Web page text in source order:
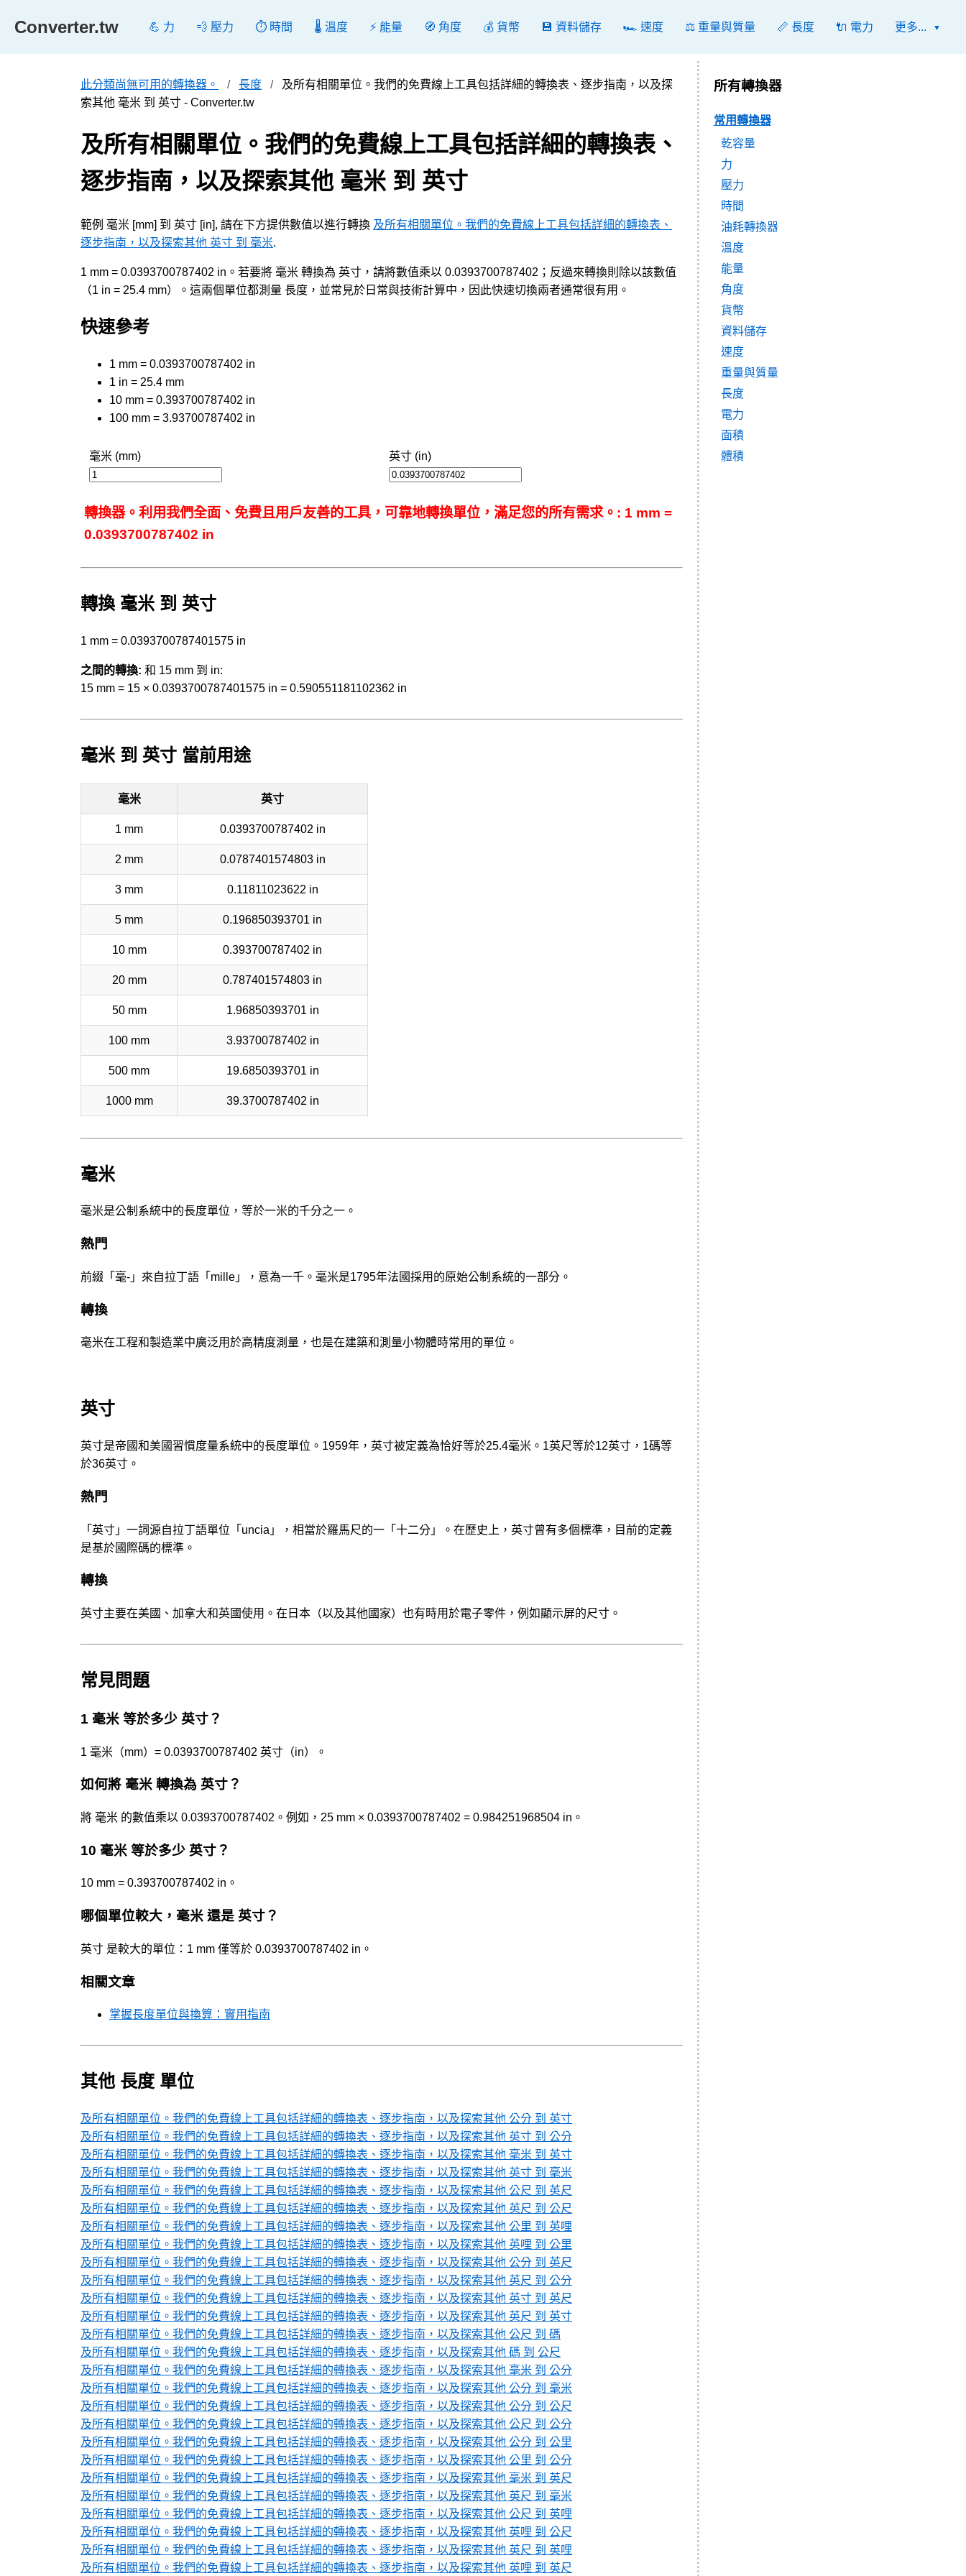
Converter.tw 💪 力 💨 壓力 ⏱️ 時間 🌡️ 溫度 ⚡ 能量 🧭 角度 💰 貨幣 💾 資料儲存 🏎️ 速度 ⚖️ 重量與質量 📏 長度 🔌 電力 更多...
此分類尚無可用的轉換器。 長度
及所有相關單位。我們的免費線上工具包括詳細的轉換表、逐步指南，以及探
索其他 毫米 到 英寸 - Converter.tw
及所有相關單位。我們的免費線上工具包括詳細的轉換表、
逐步指南，以及探索其他 毫米 到 英寸
範例 毫米 [mm] 到 英寸 [in], 請在下方提供數值以進行轉換 及所有相關單位。我們的免費線上工具包括詳細的轉換表、
逐步指南，以及探索其他 英寸 到 毫米.
1 mm = 0.0393700787402 in。若要將 毫米 轉換為 英寸，請將數值乘以 0.0393700787402；反過來轉換則除以該數值
（1 in = 25.4 mm）。這兩個單位都測量 長度，並常見於日常與技術計算中，因此快速切換兩者通常很有用。
快速參考
1 mm = 0.0393700787402 in
1 in = 25.4 mm
10 mm = 0.393700787402 in
100 mm = 3.93700787402 in
毫米 (mm) 英寸 (in)
轉換器。利用我們全面、免費且用戶友善的工具，可靠地轉換單位，滿足您的所有需求。: 1 mm =
0.0393700787402 in
轉換 毫米 到 英寸
1 mm = 0.0393700787401575 in
之間的轉換: 和 15 mm 到 in:
15 mm = 15 × 0.0393700787401575 in = 0.590551181102362 in
毫米 到 英寸 當前用途
毫米 英寸
1 mm 0.0393700787402 in
2 mm 0.0787401574803 in
3 mm 0.11811023622 in
5 mm 0.196850393701 in
10 mm 0.393700787402 in
20 mm 0.787401574803 in
50 mm 1.96850393701 in
100 mm 3.93700787402 in
500 mm 19.6850393701 in
1000 mm 39.3700787402 in
毫米
毫米是公制系統中的長度單位，等於一米的千分之一。
熱門
前綴「毫-」來自拉丁語「mille」，意為一千。毫米是1795年法國採用的原始公制系統的一部分。
轉換
毫米在工程和製造業中廣泛用於高精度測量，也是在建築和測量小物體時常用的單位。
英寸
英寸是帝國和美國習慣度量系統中的長度單位。1959年，英寸被定義為恰好等於25.4毫米。1英尺等於12英寸，1碼等
於36英寸。
熱門
「英寸」一詞源自拉丁語單位「uncia」，相當於羅馬尺的一「十二分」。在歷史上，英寸曾有多個標準，目前的定義
是基於國際碼的標準。
轉換
英寸主要在美國、加拿大和英國使用。在日本（以及其他國家）也有時用於電子零件，例如顯示屏的尺寸。
常見問題
1 毫米 等於多少 英寸？
1 毫米（mm）= 0.0393700787402 英寸（in）。
如何將 毫米 轉換為 英寸？
將 毫米 的數值乘以 0.0393700787402。例如，25 mm × 0.0393700787402 = 0.984251968504 in。
10 毫米 等於多少 英寸？
10 mm = 0.393700787402 in。
哪個單位較大，毫米 還是 英寸？
英寸 是較大的單位：1 mm 僅等於 0.0393700787402 in。
相關文章
掌握長度單位與換算：實用指南
其他 長度 單位
及所有相關單位。我們的免費線上工具包括詳細的轉換表、逐步指南，以及探索其他 公分 到 英寸
及所有相關單位。我們的免費線上工具包括詳細的轉換表、逐步指南，以及探索其他 英寸 到 公分
及所有相關單位。我們的免費線上工具包括詳細的轉換表、逐步指南，以及探索其他 毫米 到 英寸
及所有相關單位。我們的免費線上工具包括詳細的轉換表、逐步指南，以及探索其他 英寸 到 毫米
及所有相關單位。我們的免費線上工具包括詳細的轉換表、逐步指南，以及探索其他 公尺 到 英尺
及所有相關單位。我們的免費線上工具包括詳細的轉換表、逐步指南，以及探索其他 英尺 到 公尺
及所有相關單位。我們的免費線上工具包括詳細的轉換表、逐步指南，以及探索其他 公里 到 英哩
及所有相關單位。我們的免費線上工具包括詳細的轉換表、逐步指南，以及探索其他 英哩 到 公里
及所有相關單位。我們的免費線上工具包括詳細的轉換表、逐步指南，以及探索其他 公分 到 英尺
及所有相關單位。我們的免費線上工具包括詳細的轉換表、逐步指南，以及探索其他 英尺 到 公分
及所有相關單位。我們的免費線上工具包括詳細的轉換表、逐步指南，以及探索其他 英寸 到 英尺
及所有相關單位。我們的免費線上工具包括詳細的轉換表、逐步指南，以及探索其他 英尺 到 英寸
及所有相關單位。我們的免費線上工具包括詳細的轉換表、逐步指南，以及探索其他 公尺 到 碼
及所有相關單位。我們的免費線上工具包括詳細的轉換表、逐步指南，以及探索其他 碼 到 公尺
及所有相關單位。我們的免費線上工具包括詳細的轉換表、逐步指南，以及探索其他 毫米 到 公分
及所有相關單位。我們的免費線上工具包括詳細的轉換表、逐步指南，以及探索其他 公分 到 毫米
及所有相關單位。我們的免費線上工具包括詳細的轉換表、逐步指南，以及探索其他 公分 到 公尺
及所有相關單位。我們的免費線上工具包括詳細的轉換表、逐步指南，以及探索其他 公尺 到 公分
及所有相關單位。我們的免費線上工具包括詳細的轉換表、逐步指南，以及探索其他 公分 到 公里
及所有相關單位。我們的免費線上工具包括詳細的轉換表、逐步指南，以及探索其他 公里 到 公分
及所有相關單位。我們的免費線上工具包括詳細的轉換表、逐步指南，以及探索其他 毫米 到 英尺
及所有相關單位。我們的免費線上工具包括詳細的轉換表、逐步指南，以及探索其他 英尺 到 毫米
及所有相關單位。我們的免費線上工具包括詳細的轉換表、逐步指南，以及探索其他 公尺 到 英哩
及所有相關單位。我們的免費線上工具包括詳細的轉換表、逐步指南，以及探索其他 英哩 到 公尺
及所有相關單位。我們的免費線上工具包括詳細的轉換表、逐步指南，以及探索其他 英尺 到 英哩
及所有相關單位。我們的免費線上工具包括詳細的轉換表、逐步指南，以及探索其他 英哩 到 英尺
所有轉換器
常用轉換器
乾容量
力
壓力
時間
油耗轉換器
溫度
能量
角度
貨幣
資料儲存
速度
重量與質量
長度
電力
面積
體積